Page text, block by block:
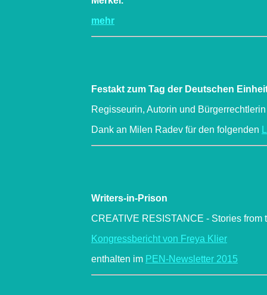
mehr
Festakt zum Tag der Deutschen
Regisseurin, Autorin und
Dank an Milen Radev für den folgenden
Writers-in-Prison
CREATIVE RESISTANCE - Stories from
Kongressbericht von Freya Klier
enthalten im PEN-Newsletter 2015